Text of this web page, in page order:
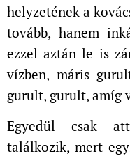
helyzetének a
tovább, hanem
ezzel aztán le is
vízben, máris
gurult, gurult, amíg
Egyedül csak
találkozik, mert